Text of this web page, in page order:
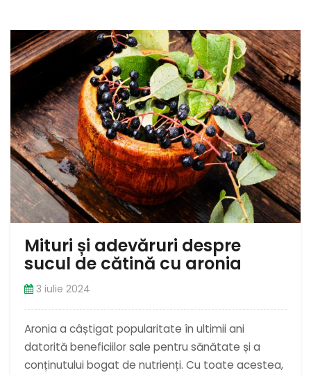
Mituri și adevăruri despre
sucul de cătină cu aronia
3 iulie 2024
Aronia a câștigat popularitate în ultimii ani
datorită beneficiilor sale pentru sănătate și a
conținutului bogat de nutrienți. Cu toate acestea,